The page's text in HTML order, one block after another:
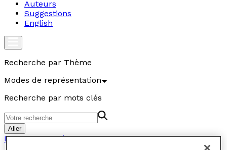
Auteurs
Suggestions
English
Recherche par Thème
Modes de représentation
Recherche par mots clés
Aller
Modes de représentation